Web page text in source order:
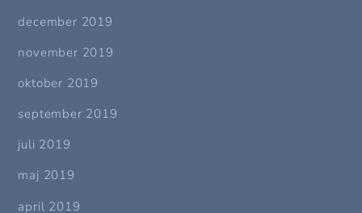
december 2019
november 2019
oktober 2019
september 2019
juli 2019
maj 2019
april 2019